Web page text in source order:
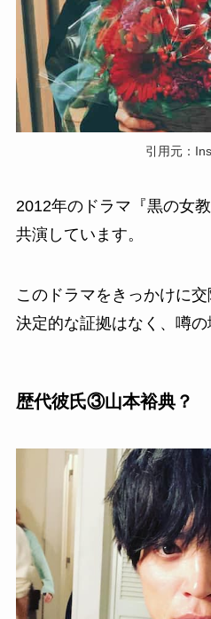
引用元：
2012年のドラマ『黒の女
共演しています。
このドラマをきっかけに交
決定的な証拠はなく、噂の
歴代彼氏③山本裕典？